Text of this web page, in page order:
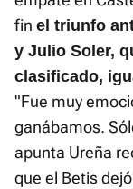
fin el triunfo
y Julio Soler,
clasificado,
"Fue muy
ganábamos.
apunta Ureña
que el Betis